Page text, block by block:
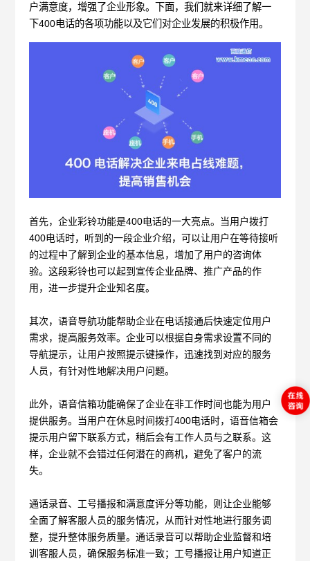
户满意度，增强了企业形象。下面，我们就来详细了解一
下400电话的各项功能以及它们对企业发展的积极作用。
首先，企业彩铃功能是400电话的一大亮点。当用户拨打
400电话时，听到的一段企业介绍，可以让用户在等待接听
的过程中了解到企业的基本信息，增加了用户的咨询体
验。这段彩铃也可以起到宣传企业品牌、推广产品的作
用，进一步提升企业知名度。
其次，语音导航功能帮助企业在电话接通后快速定位用户
需求，提高服务效率。企业可以根据自身需求设置不同的
导航提示，让用户按照提示键操作，迅速找到对应的服务
人员，有针对性地解决用户问题。
此外，语音信箱功能确保了企业在非工作时间也能为用户
提供服务。当用户在休息时间拨打400电话时，语音信箱会
提示用户留下联系方式，稍后会有工作人员与之联系。这
样，企业就不会错过任何潜在的商机，避免了客户的流
失。
通话录音、工号播报和满意度评分等功能，则让企业能够
全面了解客服人员的服务情况，从而针对性地进行服务调
整，提升整体服务质量。通话录音可以帮助企业监督和培
训客服人员，确保服务标准一致；工号播报让用户知道正